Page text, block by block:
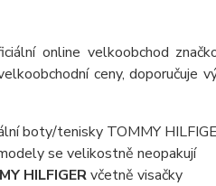
online velkoobchod
ceny, doporučuje
boty/tenisky TOMMY
se velikostně neopakují
HILFIGERvčetně visačky